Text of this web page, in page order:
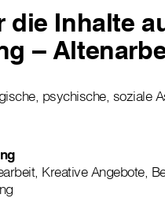
die Inhalte
–
psychische, soziale
Kreative Angebote,